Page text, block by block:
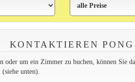
KONTAKTIEREN
oder um ein Zimmer zu buchen, können Sie
unten).